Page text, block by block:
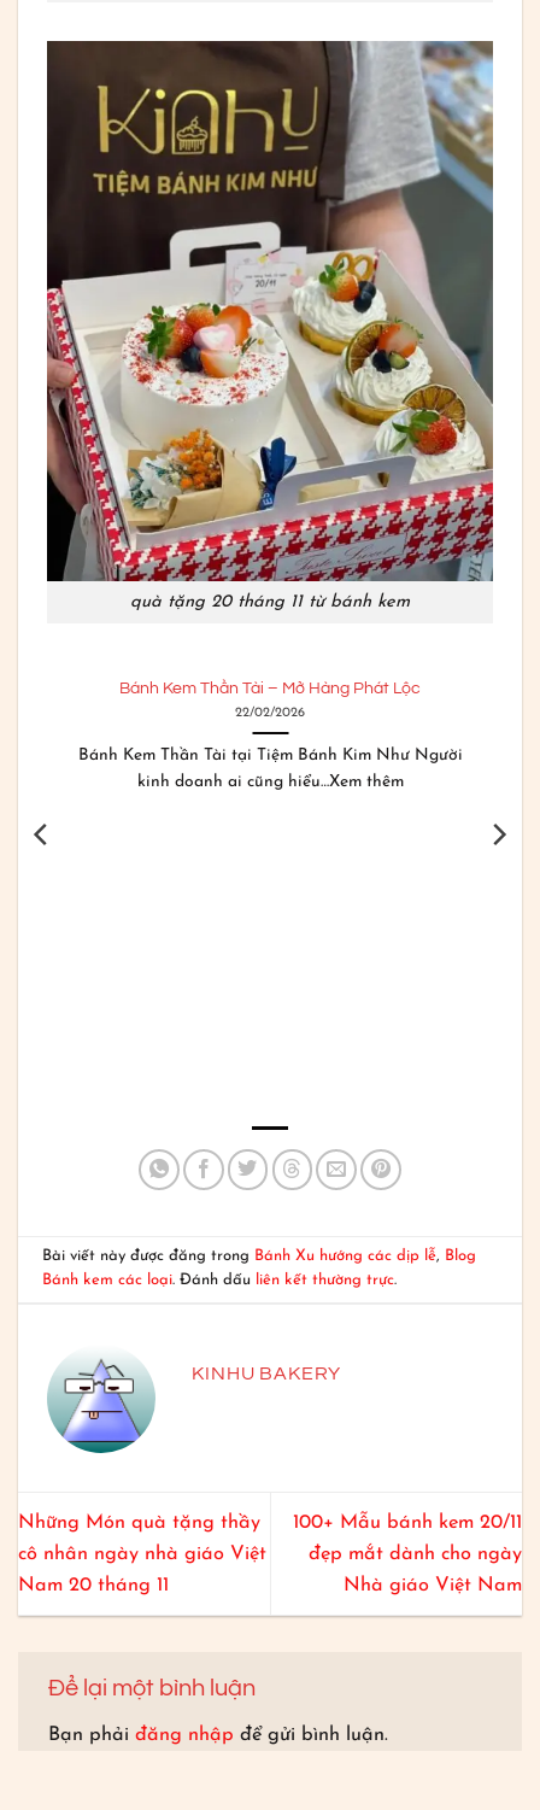
quà tặng 20 tháng 11 từ bánh kem
Bánh Kem Thần Tài – Mở Hàng Phát Lộc
22/02/2026
Bánh Kem Thần Tài tại Tiệm Bánh Kim Như Người
kinh doanh ai cũng hiểu…Xem thêm
Bài viết này được đăng trong Bánh Xu hướng các dịp lễ, Blog
Bánh kem các loại. Đánh dấu liên kết thường trực.
KINHU BAKERY
Những Món quà tặng thầy
cô nhân ngày nhà giáo Việt
Nam 20 tháng 11
100+ Mẫu bánh kem 20/11
đẹp mắt dành cho ngày
Nhà giáo Việt Nam
Để lại một bình luận
Bạn phải đăng nhập để gửi bình luận.